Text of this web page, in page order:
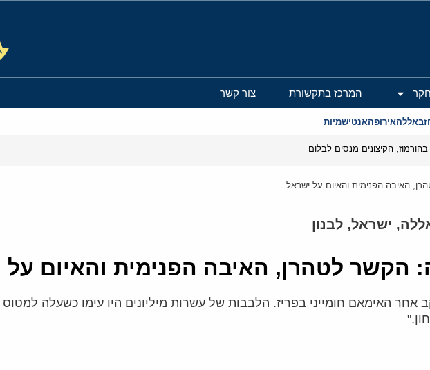
המרכז בתקשורת צור קשר
אירופהאנטישמיות
הקיצונים מנסים לבלום
, ישראל, לבנון
כולו עקב אחר האימאם חומייני בפריז. הלבבות של עשרות מיליונים היו עימו